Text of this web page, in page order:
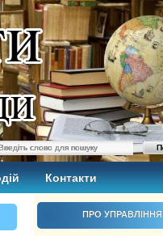
Контакти
ПРО УПРАВЛІННЯ